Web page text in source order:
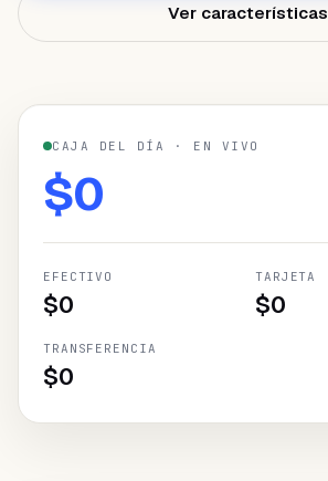
Habla con un especialista y diseña tu
Ver características
CAJA DEL DÍA · EN VIVO
$0
EFECTIVO
$0
TARJETA
$0
TRANSFERENCIA
$0